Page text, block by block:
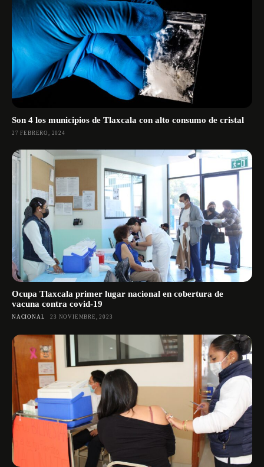
Son 4 los municipios de Tlaxcala con alto consumo de cristal
27 FEBRERO, 2024
Ocupa Tlaxcala primer lugar nacional en cobertura de
vacuna contra covid-19
NACIONAL 23 NOVIEMBRE, 2023